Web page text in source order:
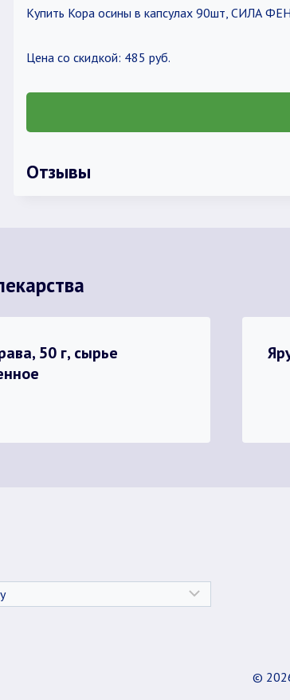
Купить Кора осины в капсулах 90шт, СИЛА
Цена со скидкой: 485 руб.
Отзывы
50 г, сырье
©